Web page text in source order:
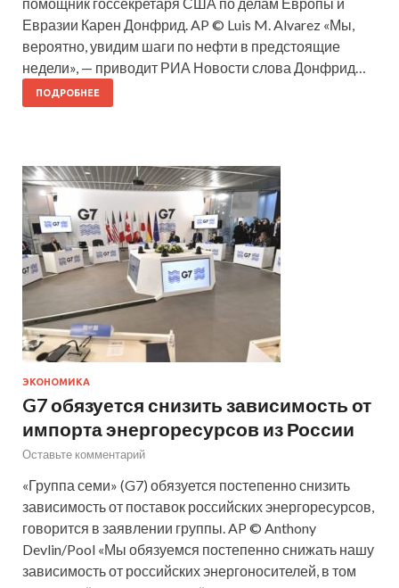
Евразии Карен Донфрид. AP © Luis M. Alvarez «Мы,
вероятно, увидим шаги по нефти в предстоящие
недели», — приводит РИА Новости слова Донфрид…
ПОДРОБНЕЕ
ЭКОНОМИКА
G7 обязуется снизить зависимость от
импорта энергоресурсов из России
Оставьте комментарий
«Группа семи» (G7) обязуется постепенно снизить
зависимость от поставок российских энергоресурсов,
говорится в заявлении группы. AP © Anthony
Devlin/Pool «Мы обязуемся постепенно снижать нашу
зависимость от российских энергоносителей, в том